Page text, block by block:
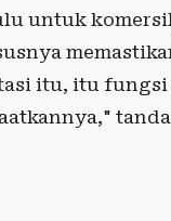
untuk
itu, itu